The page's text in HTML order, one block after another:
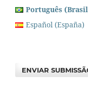
Português
Español (España)
ENVIAR